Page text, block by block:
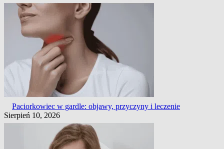
Paciorkowiec w gardle: objawy, przyczyny i leczenie
Sierpień 10, 2026